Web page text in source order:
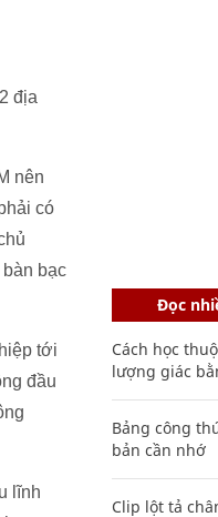
địa
nên
có
bạc
tới
đầu
lĩnh
Đọc
Cách học
lượng giác
Bảng công
bản cần nhớ
Clip lột tả